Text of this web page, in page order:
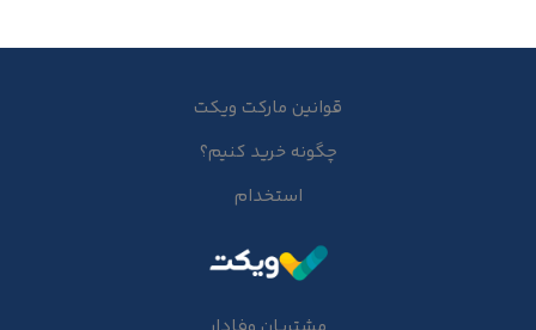
قوانین مارکت ویکت
چگونه خرید کنیم؟
استخدام